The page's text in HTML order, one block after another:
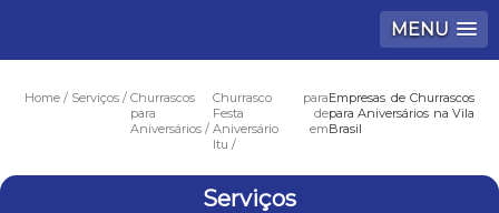
MENU
Home Serviços
Churrascos
para
Aniversários
Churrasco para
Festa de
Aniversário em
Itu
Empresas de Churrascos
para Aniversários na Vila
Brasil
Serviços